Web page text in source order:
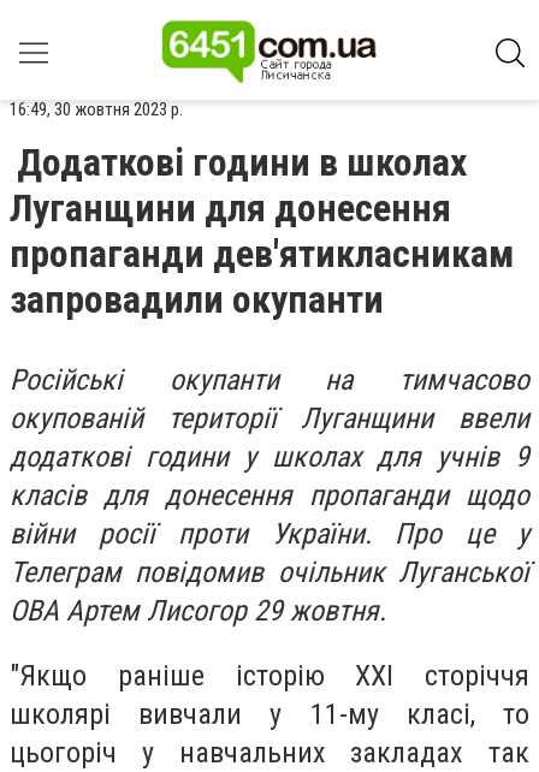
16:49, 30 жовтня 2023 р.
Додаткові години в школах
Луганщини для донесення
пропаганди дев'ятикласникам
запровадили окупанти
Російські окупанти на тимчасово
окупованій території Луганщини ввели
додаткові години у школах для учнів 9
класів для донесення пропаганди щодо
війни росії проти України. Про це у
Телеграм повідомив очільник Луганської
ОВА Артем Лисогор 29 жовтня.
"Якщо раніше історію ХХІ сторіччя
школярі вивчали у 11-му класі, то
цьогоріч у навчальних закладах так